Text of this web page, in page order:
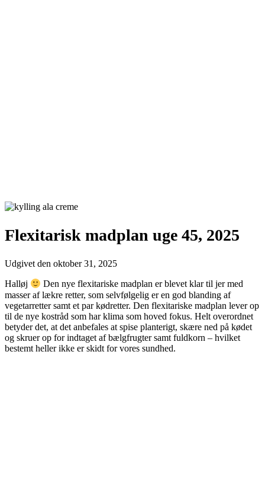
Flexitarisk madplan uge 45, 2025
Udgivet den oktober 31, 2025
Halløj
Den nye flexitariske madplan er blevet klar til jer med
masser af lækre retter, som selvfølgelig er en god blanding af
vegetarretter samt et par kødretter. Den flexitariske madplan lever op
til de nye kostråd som har klima som hoved fokus. Helt overordnet
betyder det, at det anbefales at spise planterigt, skære ned på kødet
og skruer op for indtaget af bælgfrugter samt fuldkorn – hvilket
bestemt heller ikke er skidt for vores sundhed.